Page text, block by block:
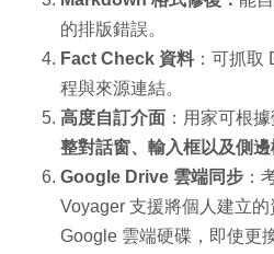
的排版錯誤。
Fact Check 資料：可抓取
程與來源連結。
高度自訂介面 ：用家可根
整對話窗、輸入框以及側
Google Drive 雲端同步 ：
Voyager 支援將個人建立
Google 雲端硬碟，即使更